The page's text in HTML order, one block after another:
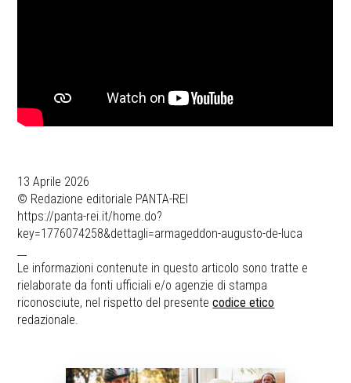
13 Aprile 2026
© Redazione editoriale PANTA-REI
https://panta-rei.it/home.do?
key=1776074258&dettagli=armageddon-augusto-de-luca
Le informazioni contenute in questo articolo sono tratte e
rielaborate da fonti ufficiali e/o agenzie di stampa
riconosciute, nel rispetto del presentecodice etico
redazionale.